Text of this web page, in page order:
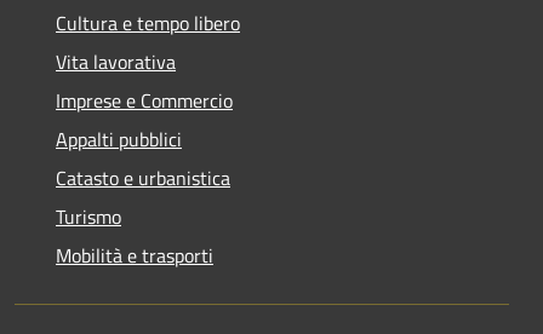
Cultura e tempo libero
Vita lavorativa
Imprese e Commercio
Appalti pubblici
Catasto e urbanistica
Turismo
Mobilità e trasporti